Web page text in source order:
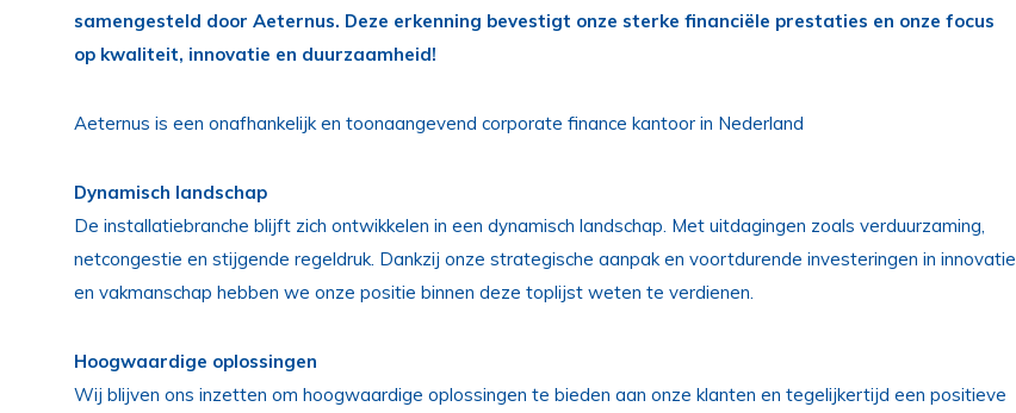
samengesteld door Aeternus. Deze erkenning bevestigt onze sterke financiële prestaties en onze focus
op kwaliteit, innovatie en duurzaamheid!
Aeternus is een onafhankelijk en toonaangevend corporate finance kantoor in Nederland
Dynamisch landschap
De installatiebranche blijft zich ontwikkelen in een dynamisch landschap. Met uitdagingen zoals verduurzaming,
netcongestie en stijgende regeldruk. Dankzij onze strategische aanpak en voortdurende investeringen in innovatie
en vakmanschap hebben we onze positie binnen deze toplijst weten te verdienen.
Hoogwaardige oplossingen
Wij blijven ons inzetten om hoogwaardige oplossingen te bieden aan onze klanten en tegelijkertijd een positieve